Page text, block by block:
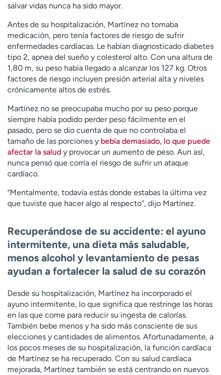
salvar vidas nunca ha sido mayor.
Antes de su hospitalización, Martínez no tomaba
medicación, pero tenía factores de riesgo de sufrir
enfermedades cardíacas. Le habían diagnosticado diabetes
tipo 2, apnea del sueño y colesterol alto. Con una altura de
1,80 m, su peso había llegado a alcanzar los 127 kg. Otros
factores de riesgo incluyen presión arterial alta y niveles
crónicamente altos de estrés.
Martínez no se preocupaba mucho por su peso porque
siempre había podido perder peso fácilmente en el
pasado, pero se dio cuenta de que no controlaba el
tamaño de las porciones y bebía demasiado, lo que puede
afectar la salud y provocar un aumento de peso. Aun así,
nunca pensó que corría el riesgo de sufrir un ataque
cardíaco.
“Mentalmente, todavía estás donde estabas la última vez
que tuviste que hacer algo al respecto”, dijo Martínez.
Recuperándose de su accidente: el ayuno
intermitente, una dieta más saludable,
menos alcohol y levantamiento de pesas
ayudan a fortalecer la salud de su corazón
Desde su hospitalización, Martínez ha incorporado el
ayuno intermitente, lo que significa que restringe las horas
en las que come para reducir su ingesta de calorías.
También bebe menos y ha sido más consciente de sus
elecciones y cantidades de alimentos. Afortunadamente, a
los pocos meses de su hospitalización, la función cardíaca
de Martínez se ha recuperado. Con su salud cardíaca
mejorada, Martínez también se está centrando en nuevos